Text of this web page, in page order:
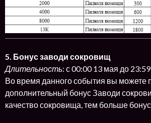
5. Бонус заводи сокровищ
Длительность: с 00:00 13 мая до
Во время данного события вы можете
дополнительный бонус Заводи
качество сокровища, тем больше бонус.